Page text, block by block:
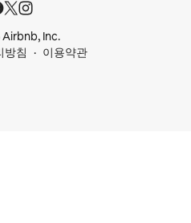
Inc.
방침
이용약관